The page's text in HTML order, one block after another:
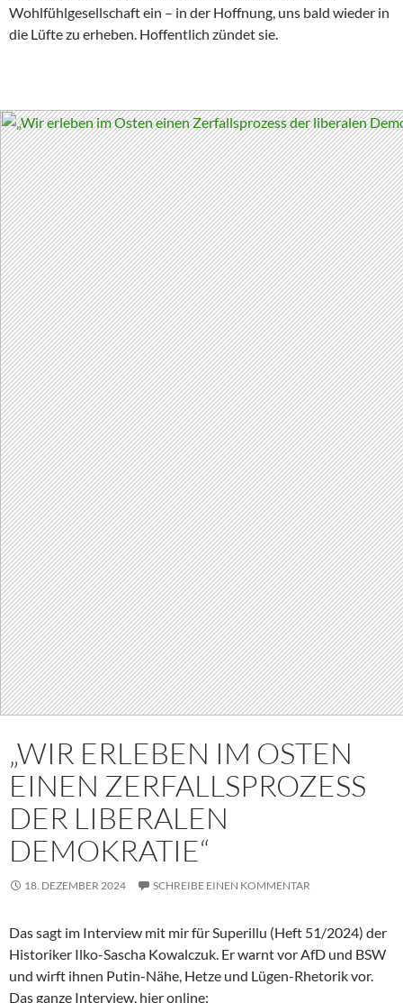
Wohlfühlgesellschaft ein – in der Hoffnung, uns bald wieder in
die Lüfte zu erheben. Hoffentlich zündet sie.
„WIR ERLEBEN IM OSTEN
EINEN ZERFALLSPROZESS
DER LIBERALEN
DEMOKRATIE“
18. DEZEMBER 2024 SCHREIBE EINEN KOMMENTAR
Das sagt im Interview mit mir für Superillu (Heft 51/2024) der
Historiker Ilko-Sascha Kowalczuk. Er warnt vor AfD und BSW
und wirft ihnen Putin-Nähe, Hetze und Lügen-Rhetorik vor.
Das ganze Interview, hier online: